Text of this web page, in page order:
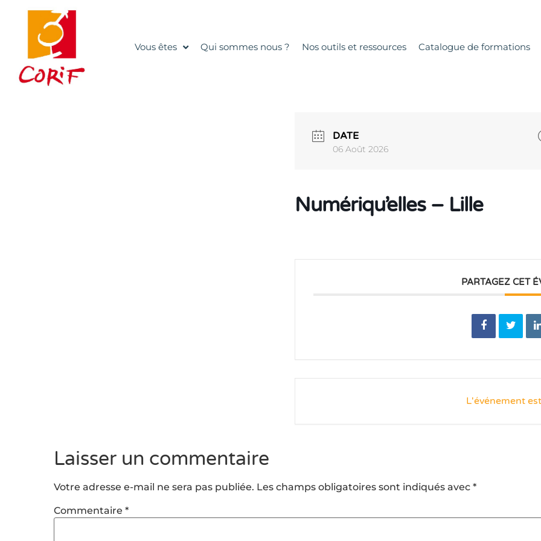
Vous êtes Qui sommes nous ? Nos outils et ressources Catalogue de formations
DATE
06 Août 2026
Numériqu’elles – Lille
PARTAGEZ CET
L'événement
Laisser un commentaire
Votre adresse e-mail ne sera pas publiée. Les champs obligatoires sont indiqués avec *
Commentaire *